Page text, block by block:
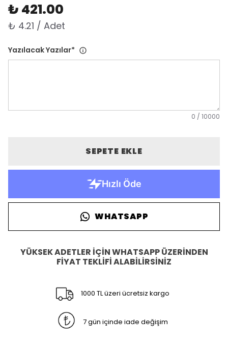
₺ 421.00
₺ 4.21 / Adet
Yazılacak Yazılar*
0 / 10000
SEPETE EKLE
WHATSAPP
YÜKSEK ADETLER İÇİN WHATSAPP ÜZERİNDEN
FİYAT TEKLİFİ ALABİLİRSİNİZ
1000 TL üzeri ücretsiz kargo
7 gün içinde iade değişim